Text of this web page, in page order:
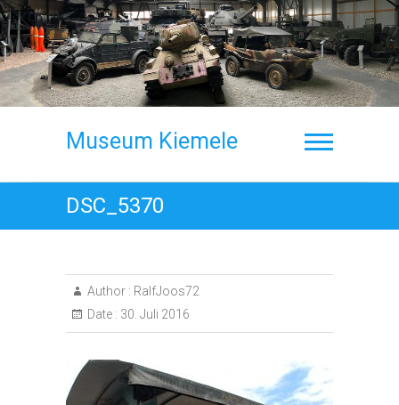
Skip
to
content
Museum Kiemele
DSC_5370
Author : RalfJoos72
Date : 30. Juli 2016